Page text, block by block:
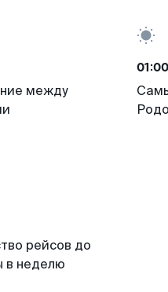
между
01:00
рейсов до
в неделю